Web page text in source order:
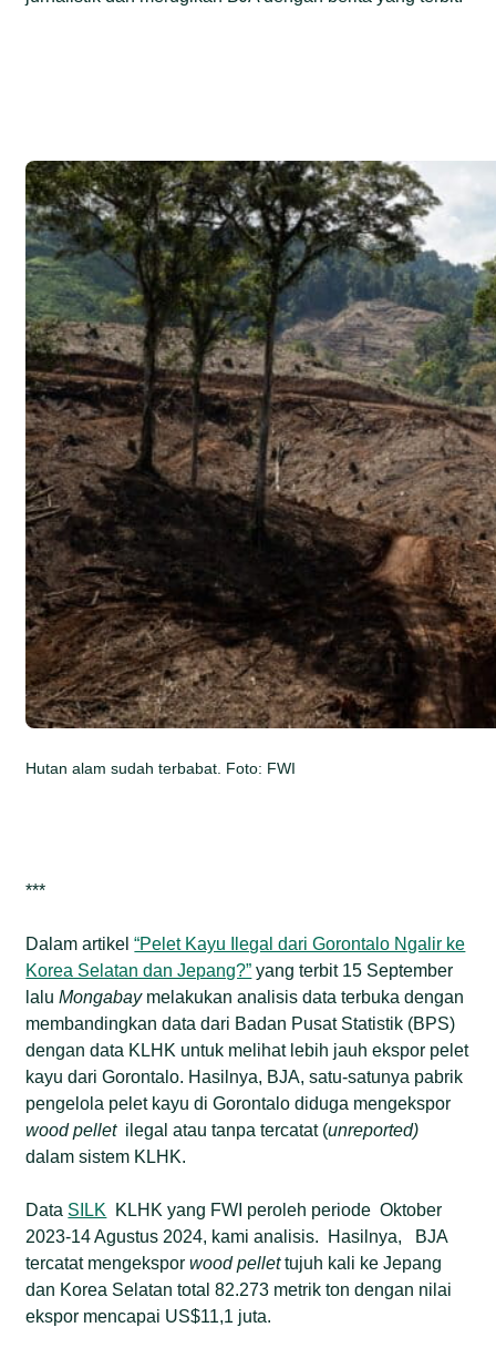
Hutan alam sudah terbabat. Foto: FWI
***
Dalam artikel“Pelet Kayu Ilegal dari Gorontalo Ngalir ke
Korea Selatan dan Jepang?” yang terbit 15 September
laluMongabaymelakukan analisis data terbuka dengan
membandingkan data dari Badan Pusat Statistik (BPS)
dengan data KLHK untuk melihat lebih jauh ekspor pelet
kayu dari Gorontalo. Hasilnya, BJA, satu-satunya pabrik
pengelola pelet kayu di Gorontalo diduga mengekspor
wood pelletilegal atau tanpa tercatat (unreported)
dalam sistem KLHK.
Data SILK KLHK yang FWI peroleh periode Oktober
2023-14 Agustus 2024, kami analisis. Hasilnya, BJA
tercatat mengeksporwood pellettujuh kali ke Jepang
dan Korea Selatan total 82.273 metrik ton dengan nilai
ekspor mencapai US$11,1 juta.